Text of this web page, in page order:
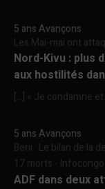
5 ans Avançons
Les Mai-mai ont
Nord-Kivu : plus
aux hostilités
[…] « Je condamne
5 ans Avançons
Beni : Le bilan de la
17 morts -
ADF dans deux